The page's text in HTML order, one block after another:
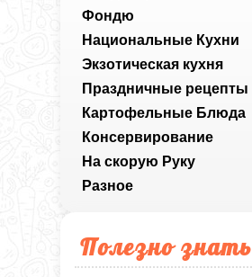
Фондю
Национальные Кухни
Экзотическая кухня
Праздничные рецепты
Картофельные Блюда
Консервирование
На скорую Руку
Разное
Полезно знать